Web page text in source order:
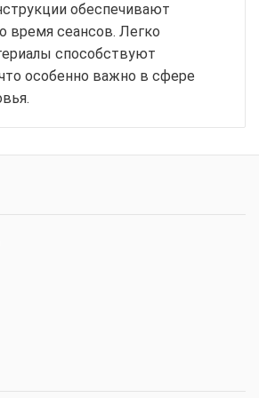
обеспечивают
время сеансов. Легко
способствуют
особенно важно в сфере